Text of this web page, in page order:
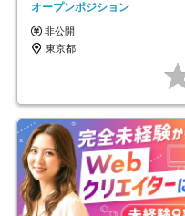
オープンポジション
非公開
東京都